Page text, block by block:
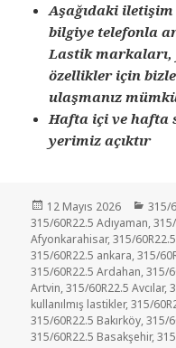
Aşağıdaki
bilgiye telefonla
Lastik
özellikler için
ulaşmanız
Hafta içi ve hafta
yerimiz açıktır
Yayın
tarihi
12 Mayıs 2026 315/
315/60R22.5 Adıyaman ,
Afyonkarahisar,315/
315/60R22.5 ankara ,315/
315/60R22.5 Ardahan ,315/
Artvin ,315/60R22.5 Avcılar,
kullanılmış lastikler,315/
315/60R22.5 Bakırköy ,315/
315/60R22.5 Basakşehir,